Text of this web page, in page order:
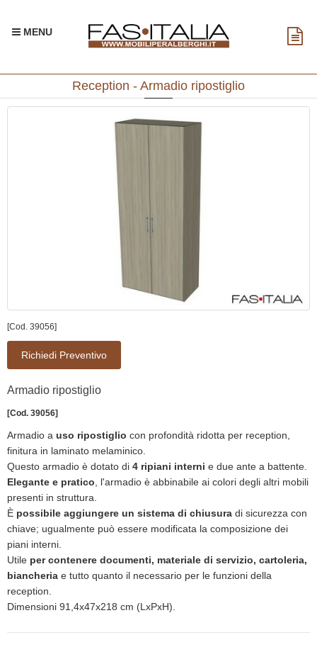
MENU
Reception - Armadio ripostiglio
[Cod. 39056]
Richiedi Preventivo
Armadio ripostiglio
[Cod. 39056]
Armadio a uso ripostiglio con profondità ridotta per reception,
finitura in laminato melaminico.
Questo armadio è dotato di 4 ripiani interni e due ante a battente.
Elegante e pratico, l'armadio è abbinabile ai colori degli altri mobili
presenti in struttura.
È possibile aggiungere un sistema di chiusura di sicurezza con
chiave; ugualmente può essere modificata la composizione dei
piani interni.
Utile per contenere documenti, materiale di servizio, cartoleria,
biancheria e tutto quanto il necessario per le funzioni della
reception.
Dimensioni 91,4x47x218 cm (LxPxH).